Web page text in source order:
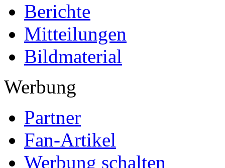
Berichte
Mitteilungen
Bildmaterial
Werbung
Partner
Fan-Artikel
Werbung schalten